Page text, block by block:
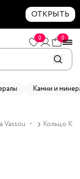
ОТКРЫТЬ
0 0
Камни и
Vassou ▼ Кольцо